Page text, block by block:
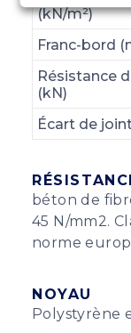
(kN/m²)
Franc-bord
Résistance
(kN)
Écart de
béton de
45 N/mm2.
norme
NOYAU
Polystyrène